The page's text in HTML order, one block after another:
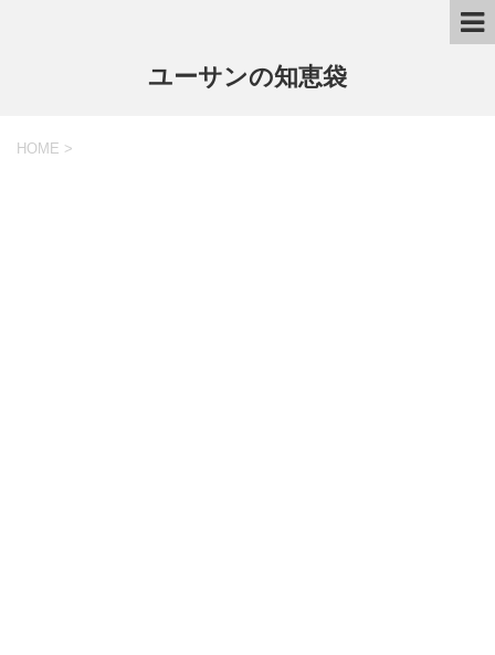
ユーサンの知恵袋
HOME >